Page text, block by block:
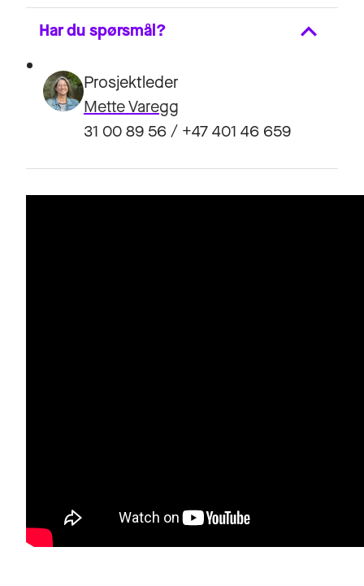
Har du spørsmål?
Prosjektleder
Mette Varegg
31 00 89 56 / +47 401 46 659